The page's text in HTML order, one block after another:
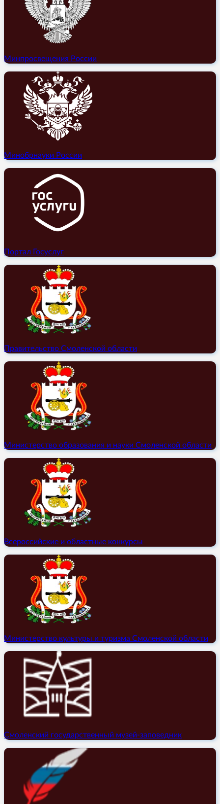
Минпросвещения России
Минобрнауки России
Портал Госуслуг
Правительство Смоленской области
Министерство образования и науки Смоленской области
Всероссийские и областные конкурсы
Министерство культуры и туризма Смоленской области
Смоленский государственный музей-заповедник